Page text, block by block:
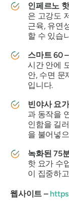
인페르노
은 고강도
근육, 유연
할 수 있습
스마트 60 –
시간 안에
안, 수면 문
입니다.
빈야사 요
과 동작을
인함을 길
을 불어넣
녹화된 75
핫 요가 수
이 집중하
웹사이트 –